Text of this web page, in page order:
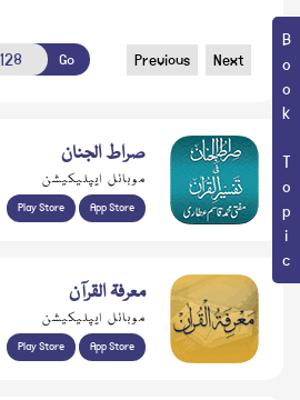
Book Topic
Go Previous Next
صراط الجنان
موبائل ایپلیکیشن
Play Store App Store
معرفۃ القرآن
موبائل ایپلیکیشن
Play Store App Store